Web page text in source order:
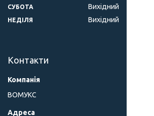
СУБОТА Вихідний
НЕДІЛЯ Вихідний
Контакти
ВОМУКС